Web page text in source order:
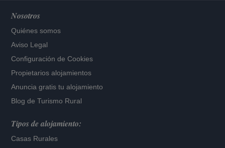
Nosotros
Quiénes somos
Aviso Legal
Configuración de Cookies
Propietarios alojamientos
Anuncia gratis tu alojamiento
Blog de Turismo Rural
Tipos de alojamiento:
Casas Rurales